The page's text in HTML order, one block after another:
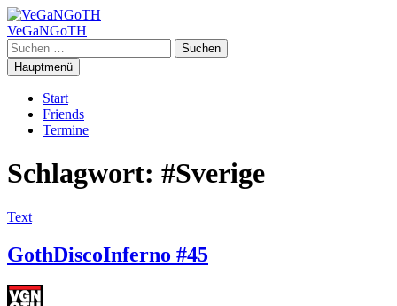
Zum
Inhalt
springen
VeGaNGoTH
Suchen
nach:
Hauptmenü
Start
Friends
Termine
Schlagwort: #Sverige
Text
GothDiscoInferno #45